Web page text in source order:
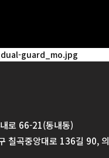
로 66-21(동내동)
칠곡중앙대로 136길 90,